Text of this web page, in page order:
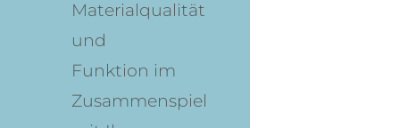
Materialqualität
und
Funktion im
Zusammenspiel